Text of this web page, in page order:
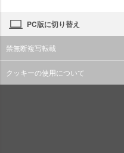
PC版に切り替え
禁無断複写転載
クッキーの使用について